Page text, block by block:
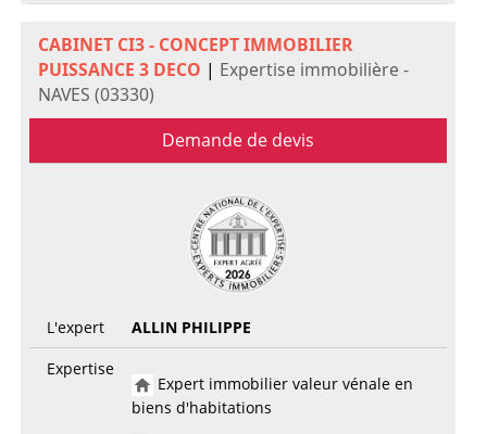
CABINET CI3 - CONCEPT IMMOBILIER
PUISSANCE 3 DECO | Expertise immobilière -
NAVES (03330)
Demande de devis
L'expert
ALLIN PHILIPPE
Expertise
Expert immobilier valeur vénale en
biens d'habitations